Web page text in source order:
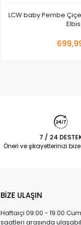
LCW baby Pembe
7 / 24
Öneri ve şikayetlerinizi
BİZE ULAŞIN
Haftaiçi 09:00 - 19:00
saatleri arasında